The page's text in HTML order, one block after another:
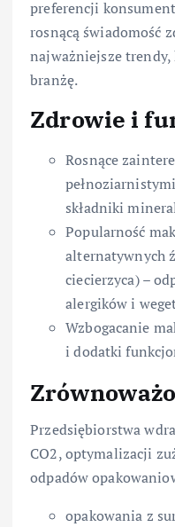
preferencji
rosnącą świadomość
najważniejsze trendy,
branżę.
Zdrowie i
Rosnące
składniki
Popularność
alternatywnych
ciecierzyca) –
alergików i
Wzbogacanie
i dodatki
Przedsiębiorstwa
CO2, optymalizacji
odpadów
opakowania z